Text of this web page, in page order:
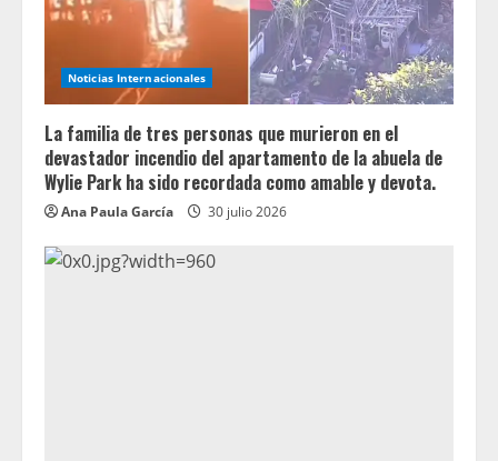
Noticias Internacionales
La familia de tres personas que murieron en el
devastador incendio del apartamento de la abuela de
Wylie Park ha sido recordada como amable y devota.
Ana Paula García 30 julio 2026